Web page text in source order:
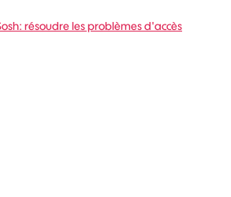
résoudre les problèmes d'accès